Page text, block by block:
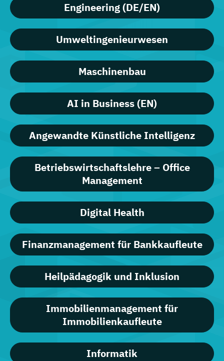
Engineering (DE/EN)
Umweltingenieurwesen
Maschinenbau
AI in Business (EN)
Angewandte Künstliche Intelligenz
Betriebswirtschaftslehre – Office
Management
Digital Health
Finanzmanagement für Bankkaufleute
Heilpädagogik und Inklusion
Immobilienmanagement für
Immobilienkaufleute
Informatik